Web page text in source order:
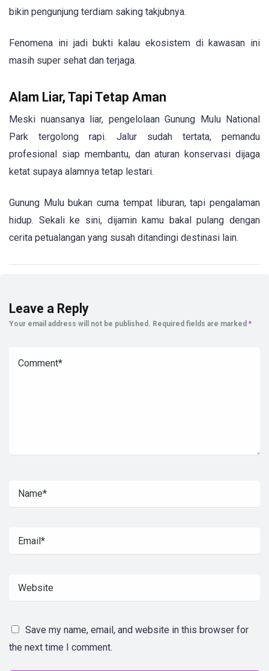
bikin pengunjung terdiam saking takjubnya.
Fenomena ini jadi bukti kalau ekosistem di kawasan ini
masih super sehat dan terjaga.
Alam Liar, Tapi Tetap Aman
Meski nuansanya liar, pengelolaan Gunung Mulu National
Park tergolong rapi. Jalur sudah tertata, pemandu
profesional siap membantu, dan aturan konservasi dijaga
ketat supaya alamnya tetap lestari.
Gunung Mulu bukan cuma tempat liburan, tapi pengalaman
hidup. Sekali ke sini, dijamin kamu bakal pulang dengan
cerita petualangan yang susah ditandingi destinasi lain.
Leave a Reply
Your email address will not be published. Required fields are marked *
Save my name, email, and website in this browser for
the next time I comment.